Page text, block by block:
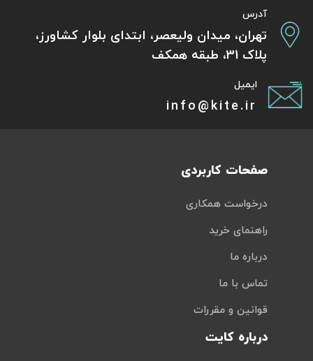
آدرس
تهران، میدان ولیعصر، ابتدای بلوار کشاورز،
پلاک 31، طبقه همکف
ایمیل
info@kite.ir
صفحات کاربردی
درخواست همکاری
راهنمای خرید
درباره ما
تماس با ما
قوانین و مقررات
درباره کایت